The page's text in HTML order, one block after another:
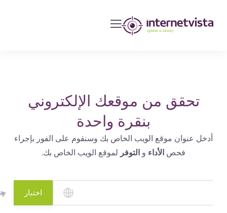
مراقبة
مواقع
الويب
الإنترنت
التشغيل
تحقق من موقعك الإلكتروني
بنقرة واحدة
أدخل عنوان موقع الويب الخاص بك وسنقوم على الفور بإجراء
فحصالأداءو التوفرلموقع الويب الخاص بك.
اختبار